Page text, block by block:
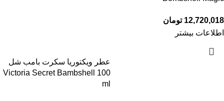
12,720,018 تومان
اطلاعات بیشتر
عطر ویکتوریا سکرت بامب شل
Victoria Secret Bambshell 100
ml